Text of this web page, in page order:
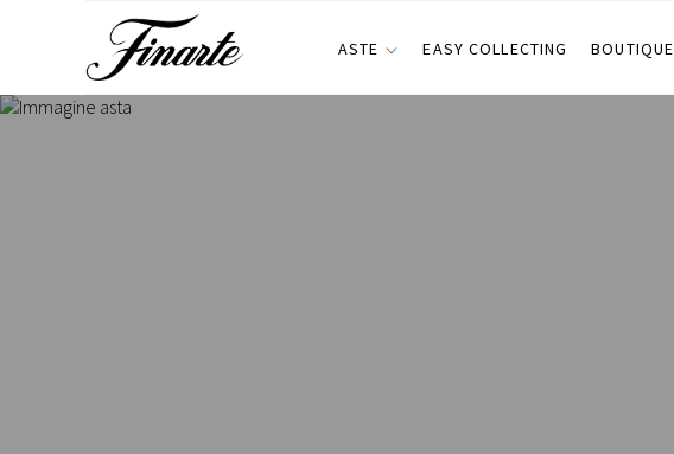
ASTE EASY COLLECTING BOUTIQUE